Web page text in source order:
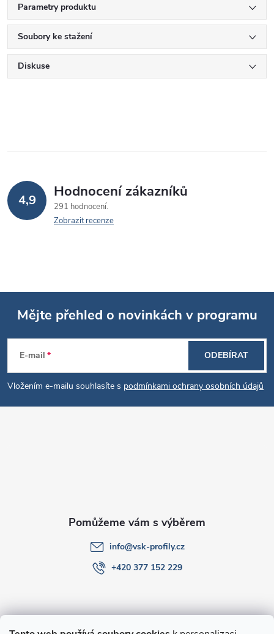
Parametry produktu
Soubory ke stažení
Diskuse
4,9 Hodnocení zákazníků
291 hodnocení
Zobrazit recenze
Z
á
p
Mějte přehled o novinkách v programu
E-mail
Vložením e-mailu souhlasíte s podmínkami ochrany osobních údajů
ODEBÍRAT
info@vsk-profily.cz
+420 377 152 229